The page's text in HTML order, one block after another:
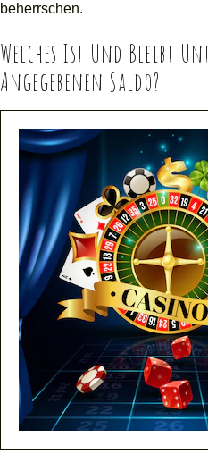
beherrschen.
Welches Ist Und Bleibt
Angegebenen Saldo?